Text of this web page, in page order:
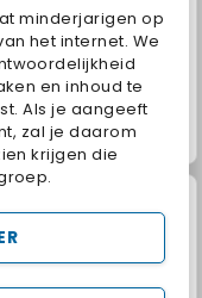
minderjarigen op
het internet. We
en inhoud te
Als je aangeeft
zal je daarom
krijgen die
Mahjong Connect